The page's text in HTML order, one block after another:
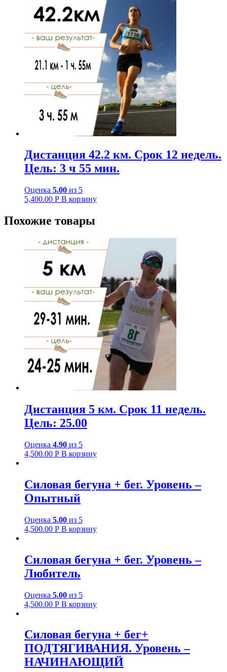
Дистанция 42.2 км. Срок 12 недель.
Цель: 3 ч 55 мин.
Оценка 5.00 из 5
5,400.00 Р В корзину
Похожие товары
Дистанция 5 км. Срок 11 недель.
Цель: 25.00
Оценка 4.90 из 5
4,500.00 Р В корзину
Силовая бегуна + бег. Уровень –
Опытный
Оценка 5.00 из 5
4,500.00 Р В корзину
Силовая бегуна + бег. Уровень –
Любитель
Оценка 5.00 из 5
4,500.00 Р В корзину
Силовая бегуна + бег+
ПОДТЯГИВАНИЯ. Уровень –
НАЧИНАЮЩИЙ